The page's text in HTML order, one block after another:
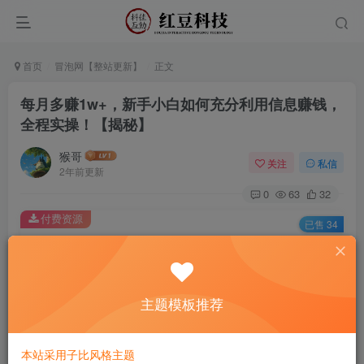
首页 冒泡网【整站更新】 正文
每月多赚1w+，新手小白如何充分利用信息赚钱，
全程实操！【揭秘】
猴哥
2年前更新
关注 私信
0 63 32
此内容为付费资源，请付费后查看
￥9.9
付费资源 已售 34
主题模板推荐
本站采用子比风格主题